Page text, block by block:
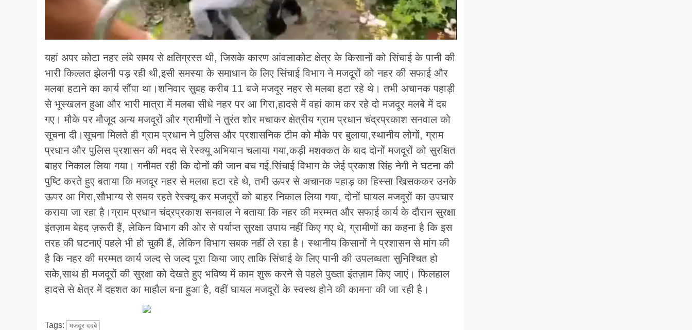
यहां अपर कोटा नहर लंबे समय से क्षतिग्रस्त थी, जिसके कारण आंवलाकोट क्षेत्र के किसानों को सिंचाई के पानी की
भारी किल्लत झेलनी पड़ रही थी,इसी समस्या के समाधान के लिए सिंचाई विभाग ने मजदूरों को नहर की सफाई और
मलबा हटाने का कार्य सौंपा था।शनिवार सुबह करीब 11 बजे मजदूर नहर से मलबा हटा रहे थे। तभी अचानक पहाड़ी
से भूस्खलन हुआ और भारी मात्रा में मलबा सीधे नहर पर आ गिरा,हादसे में वहां काम कर रहे दो मजदूर मलबे में दब
गए। मौके पर मौजूद अन्य मजदूरों और ग्रामीणों ने तुरंत शोर मचाकर क्षेत्रीय ग्राम प्रधान चंद्रप्रकाश सनवाल को
सूचना दी।सूचना मिलते ही ग्राम प्रधान ने पुलिस और प्रशासनिक टीम को मौके पर बुलाया,स्थानीय लोगों, ग्राम
प्रधान और पुलिस प्रशासन की मदद से रेस्क्यू अभियान चलाया गया,कड़ी मशक्कत के बाद दोनों मजदूरों को सुरक्षित
बाहर निकाल लिया गया। गनीमत रही कि दोनों की जान बच गई.सिंचाई विभाग के जेई प्रकाश सिंह नेगी ने घटना की
पुष्टि करते हुए बताया कि मजदूर नहर से मलबा हटा रहे थे, तभी ऊपर से अचानक पहाड़ का हिस्सा खिसककर उनके
ऊपर आ गिरा,सौभाग्य से समय रहते रेस्क्यू कर मजदूरों को बाहर निकाल लिया गया, दोनों घायल मजदूरों का उपचार
कराया जा रहा है।ग्राम प्रधान चंद्रप्रकाश सनवाल ने बताया कि नहर की मरम्मत और सफाई कार्य के दौरान सुरक्षा
इंतज़ाम बेहद ज़रूरी हैं, लेकिन विभाग की ओर से पर्याप्त सुरक्षा उपाय नहीं किए गए थे, ग्रामीणों का कहना है कि इस
तरह की घटनाएं पहले भी हो चुकी हैं, लेकिन विभाग सबक नहीं ले रहा है। स्थानीय किसानों ने प्रशासन से मांग की
है कि नहर की मरम्मत कार्य जल्द से जल्द पूरा किया जाए ताकि सिंचाई के लिए पानी की उपलब्धता सुनिश्चित हो
सके,साथ ही मजदूरों की सुरक्षा को देखते हुए भविष्य में काम शुरू करने से पहले पुख्ता इंतज़ाम किए जाएं। फिलहाल
हादसे से क्षेत्र में दहशत का माहौल बना हुआ है, वहीं घायल मजदूरों के स्वस्थ होने की कामना की जा रही है।
Tags: मजदूर ददबे